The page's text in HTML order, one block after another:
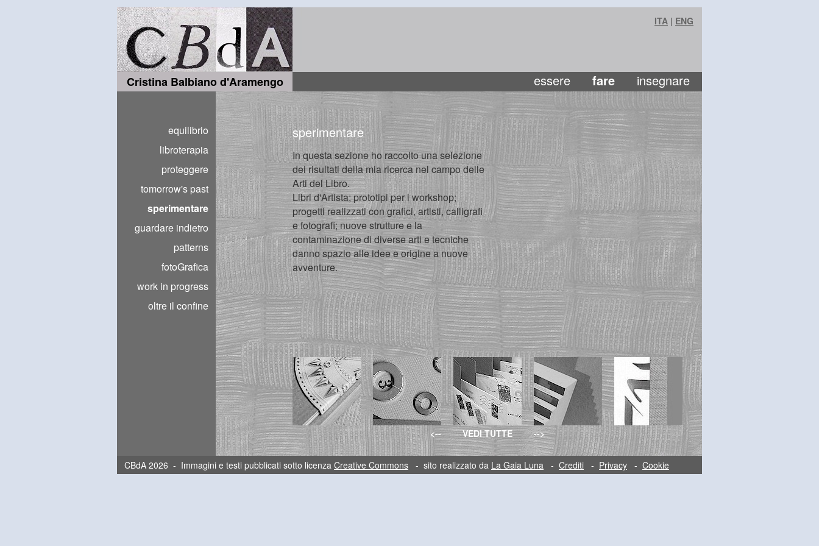
ITA | ENG
Cristina Balbiano d'Aramengo essere fare insegnare
equilibrio
libroterapia
proteggere
tomorrow's past
sperimentare
guardare indietro
patterns
fotoGrafica
work in progress
oltre il confine
sperimentare
In questa sezione ho raccolto una selezione
dei risultati della mia ricerca nel campo delle
Arti del Libro.
Libri d'Artista; prototipi per i workshop;
progetti realizzati con grafici, artisti, calligrafi
e fotografi; nuove strutture e la
contaminazione di diverse arti e tecniche
danno spazio alle idee e origine a nuove
avventure.
<-- VEDI TUTTE -->
CBdA 2026 - Immagini e testi pubblicati sotto licenza Creative Commons - sito realizzato da La Gaia Luna - Crediti - Privacy - Cookie